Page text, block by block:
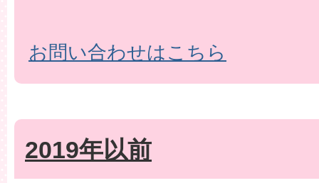
お問い合わせはこちら
2019年以前